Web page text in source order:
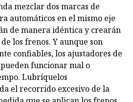
mezclar dos marcas de
automáticos en el mismo eje
de manera idéntica y crearán
los frenos. Y aunque son
confiables, los ajustadores de
funcionar mal o
Lubríquelos
el recorrido excesivo de la